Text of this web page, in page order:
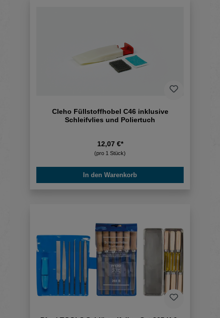
Cleho Füllstoffhobel C46 inklusive
Schleifvlies und Poliertuch
12,07 €*
(pro 1 Stück)
In den Warenkorb